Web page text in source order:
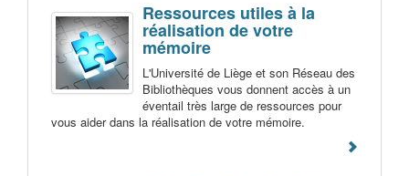
Ressources utiles à la
réalisation de votre
mémoire
L'Université de Liège et son Réseau des
Bibliothèques vous donnent accès à un
éventail très large de ressources pour
vous aider dans la réalisation de votre mémoire.